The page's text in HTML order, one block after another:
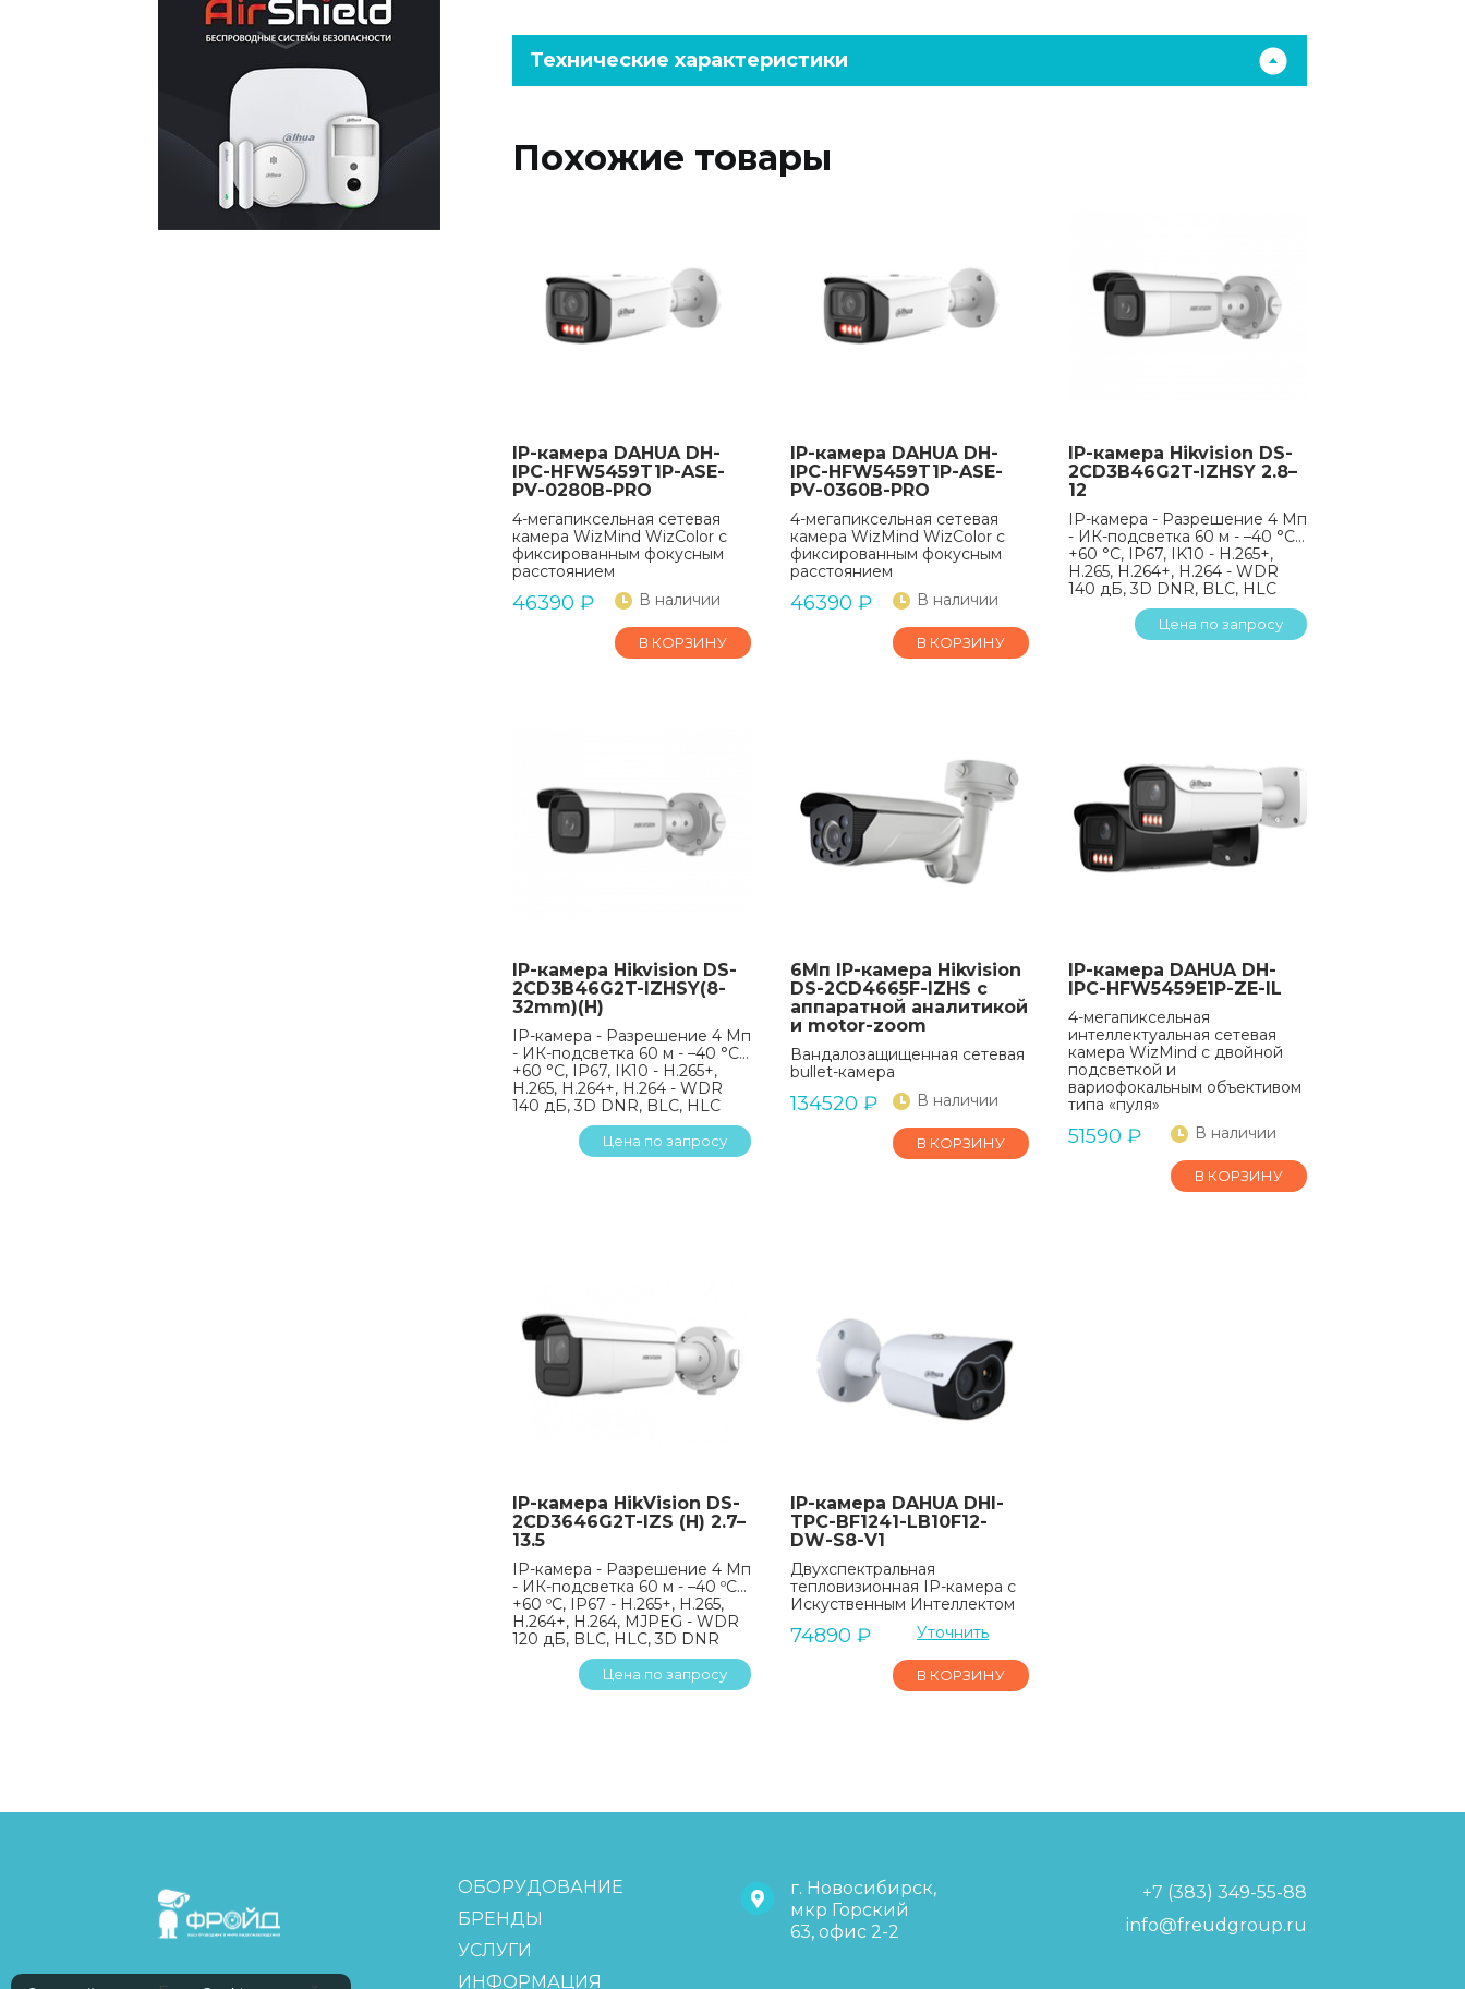
Технические характеристики
Похожие товары
IP-камера DAHUA DH-
IPC-HFW5459T1P-ASE-
PV-0280B-PRO
4-мегапиксельная сетевая
камера WizMind WizColor с
фиксированным фокусным
расстоянием
46390 ₽ В наличии
В КОРЗИНУ
IP-камера DAHUA DH-
IPC-HFW5459T1P-ASE-
PV-0360B-PRO
4-мегапиксельная сетевая
камера WizMind WizColor с
фиксированным фокусным
расстоянием
46390 ₽ В наличии
В КОРЗИНУ
IP-камера Hikvision DS-
2CD3B46G2T-IZHSY 2.8–
12
IP-камера - Разрешение 4 Мп
- ИК-подсветка 60 м - –40 °C…
+60 °C, IP67, IK10 - H.265+,
H.265, H.264+, H.264 - WDR
140 дБ, 3D DNR, BLC, HLC
Цена по запросу
IP-камера Hikvision DS-
2CD3B46G2T-IZHSY(8-
32mm)(H)
IP-камера - Разрешение 4 Мп
- ИК-подсветка 60 м - –40 °C…
+60 °C, IP67, IK10 - H.265+,
H.265, H.264+, H.264 - WDR
140 дБ, 3D DNR, BLC, HLC
Цена по запросу
6Мп IP-камера Hikvision
DS-2CD4665F-IZHS с
аппаратной аналитикой
и motor-zoom
Вандалозащищенная сетевая
bullet-камера
134520 ₽ В наличии
В КОРЗИНУ
IP-камера DAHUA DH-
IPC-HFW5459E1P-ZE-IL
4-мегапиксельная
интеллектуальная сетевая
камера WizMind с двойной
подсветкой и
вариофокальным объективом
типа «пуля»
51590 ₽ В наличии
В КОРЗИНУ
IP-камера HikVision DS-
2CD3646G2T-IZS (H) 2.7–
13.5
IP-камера - Разрешение 4 Мп
- ИК-подсветка 60 м - –40 ºC…
+60 ºC, IP67 - H.265+, H.265,
H.264+, H.264, MJPEG - WDR
120 дБ, BLC, HLC, 3D DNR
Цена по запросу
IP-камера DAHUA DHI-
TPC-BF1241-LB10F12-
DW-S8-V1
Двухспектральная
тепловизионная IP-камера с
Искуственным Интеллектом
74890 ₽ Уточнить
В КОРЗИНУ
FreudGroup
ОБОРУДОВАНИЕ
БРЕНДЫ
УСЛУГИ
ИНФОРМАЦИЯ
г. Новосибирск,
мкр Горский
63, офис 2-2
+7 (383) 349-55-88
info@freudgroup.ru